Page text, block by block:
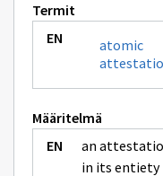
Termit
atomic
Määritelmä
an
in its entiety